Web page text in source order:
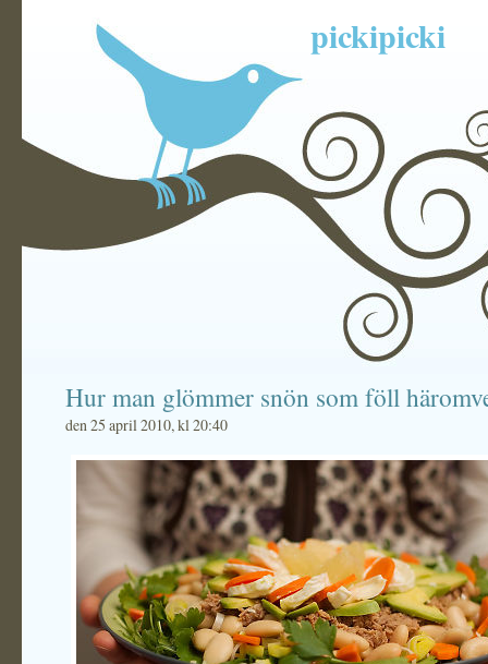
pickipicki
Hur man glömmer snön som föll
den 25 april 2010, kl 20:40